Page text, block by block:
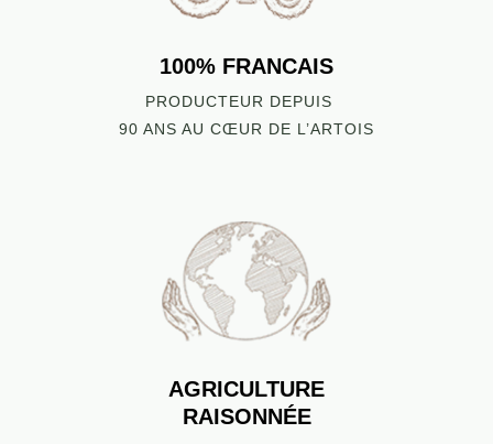
100% FRANCAIS
PRODUCTEUR DEPUIS
90 ANS AU CŒUR DE L’ARTOIS
AGRICULTURE
RAISONNÉE